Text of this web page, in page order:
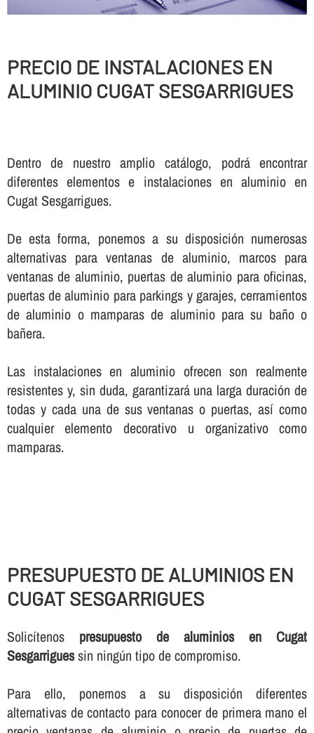
PRECIO DE INSTALACIONES EN
ALUMINIO CUGAT SESGARRIGUES
Dentro de nuestro amplio catálogo, podrá encontrar
diferentes elementos e instalaciones en aluminio en
Cugat Sesgarrigues.
De esta forma, ponemos a su disposición numerosas
alternativas para ventanas de aluminio, marcos para
ventanas de aluminio, puertas de aluminio para oficinas,
puertas de aluminio para parkings y garajes, cerramientos
de aluminio o mamparas de aluminio para su baño o
bañera.
Las instalaciones en aluminio ofrecen son realmente
resistentes y, sin duda, garantizará una larga duración de
todas y cada una de sus ventanas o puertas, así­ como
cualquier elemento decorativo u organizativo como
mamparas.
PRESUPUESTO DE ALUMINIOS EN
CUGAT SESGARRIGUES
Solicí­tenos presupuesto de aluminios en Cugat
Sesgarriguessin ningún tipo de compromiso.
Para ello, ponemos a su disposición diferentes
alternativas de contacto para conocer de primera mano el